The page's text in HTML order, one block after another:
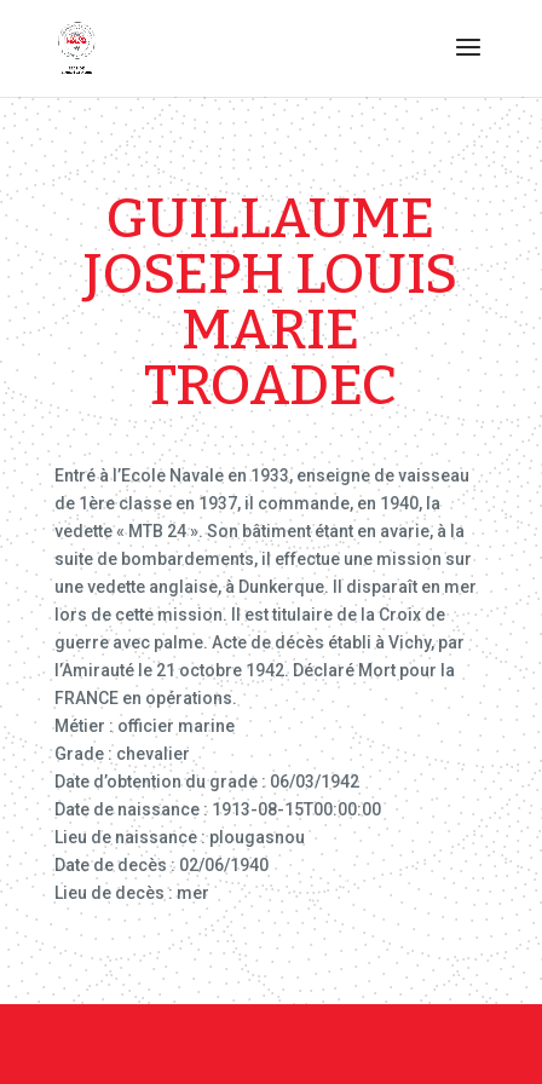
GUILLAUME
JOSEPH LOUIS
MARIE
TROADEC
Entré à l’Ecole Navale en 1933, enseigne de vaisseau
de 1ère classe en 1937, il commande, en 1940, la
vedette « MTB 24 ». Son bâtiment étant en avarie, à la
suite de bombardements, il effectue une mission sur
une vedette anglaise, à Dunkerque. Il disparaît en mer
lors de cette mission. Il est titulaire de la Croix de
guerre avec palme. Acte de décès établi à Vichy, par
l’Amirauté le 21 octobre 1942. Déclaré Mort pour la
FRANCE en opérations.
Métier : officier marine
Grade : chevalier
Date d’obtention du grade : 06/03/1942
Date de naissance : 1913-08-15T00:00:00
Lieu de naissance : plougasnou
Date de decès : 02/06/1940
Lieu de decès : mer